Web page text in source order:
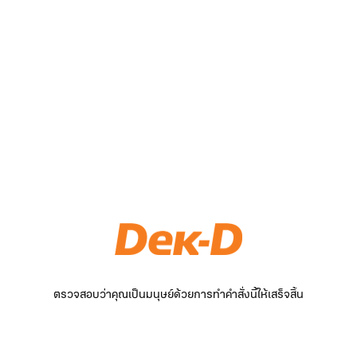
ตรวจสอบว่าคุณเป็นมนุษย์ด้วยการทำคำสั่งนี้ให้เสร็จสิ้น